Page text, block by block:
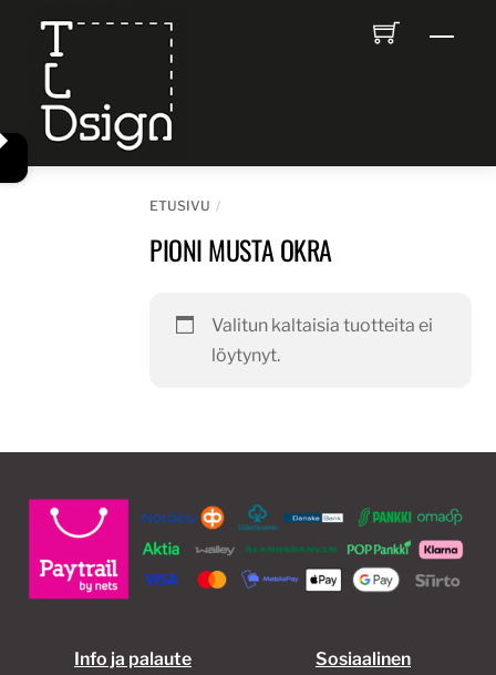
content
ETUSIVU
PIONI MUSTA OKRA
Valitun kaltaisia tuotteita ei
löytynyt.
Info ja palaute Sosiaalinen